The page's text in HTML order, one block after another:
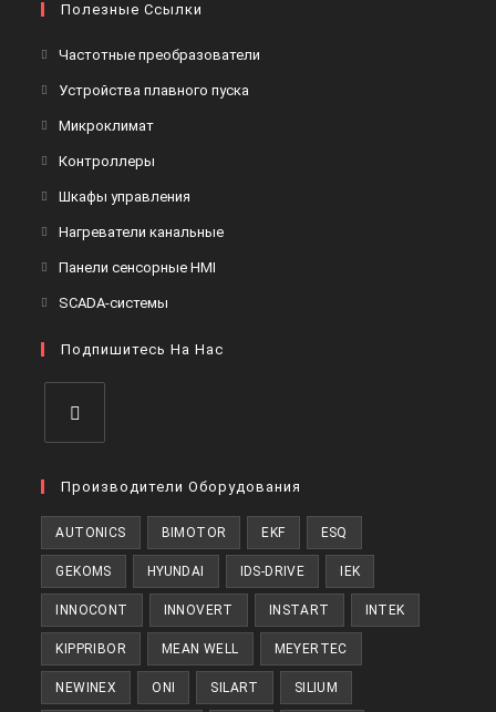
Полезные Ссылки
Частотные преобразователи
Устройства плавного пуска
МикроклиматОткроется
вкладке
Контроллеры
вкладке
Шкафы управления
вкладке
Нагреватели канальныеОткроется
Панели сенсорные HMI
вкладке
SCADA-системы
новой
Подпишитесь На Нас
в
вкладке
Производители Оборудования
AUTONICS BIMOTOR EKF ESQ
GEKOMS HYUNDAI IDS-DRIVE IEK
INNOCONT INNOVERT INSTART INTEK
KIPPRIBOR MEAN WELL MEYERTEC
NEWINEX ONI SILART SILIUM